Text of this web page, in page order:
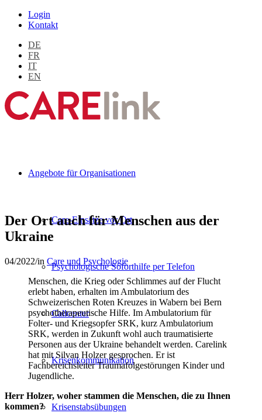
Login
Kontakt
DE
FR
IT
EN
Angebote für Organisationen
Care-Einsätze vor Ort
Psychologische Soforthilfe per Telefon
Callcenter
Krisenkommunikation
Krisenstabsübungen
Der Ort auch für Menschen aus der
Ukraine
04/2022/in Care und Psychologie
Menschen, die Krieg oder Schlimmes auf der Flucht
erlebt haben, erhalten im Ambulatorium des
Schweizerischen Roten Kreuzes in Wabern bei Bern
psychotherapeutische Hilfe. Im Ambulatorium für
Folter- und Kriegsopfer SRK, kurz Ambulatorium
SRK, werden in Zukunft wohl auch traumatisierte
Personen aus der Ukraine behandelt werden. Carelink
hat mit Silvan Holzer gesprochen. Er ist
Fachbereichsleiter Traumafolgestörungen Kinder und
Jugendliche.
Herr Holzer, woher stammen die Menschen, die zu Ihnen
kommen?